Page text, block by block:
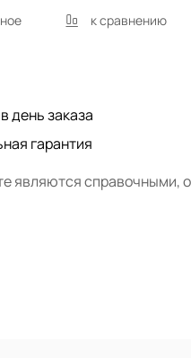
к сравнению
день заказа
гарантия
являются справочными,